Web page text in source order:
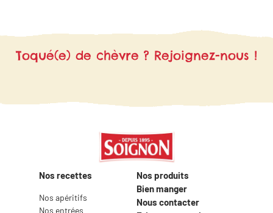
Toqué(e) de chèvre ? Rejoignez-nous !
Nos recettes
Nos apéritifs
Nos entrées
Nos produits
Bien manger
Nous contacter